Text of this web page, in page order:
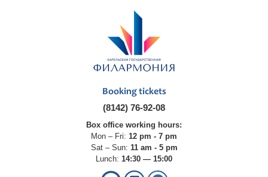
Booking tickets
(8142) 76-92-08
Box office working hours:
Mon – Fri: 12 pm - 7 pm
Sat – Sun: 11 am - 5 pm
Lunch: 14:30 — 15:00